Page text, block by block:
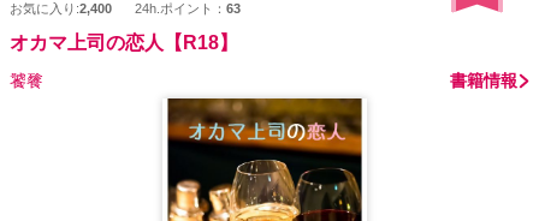
お気に入り:2,400 24h.ポイント： 63
オカマ上司の恋人【R18】
饕餮 書籍情報